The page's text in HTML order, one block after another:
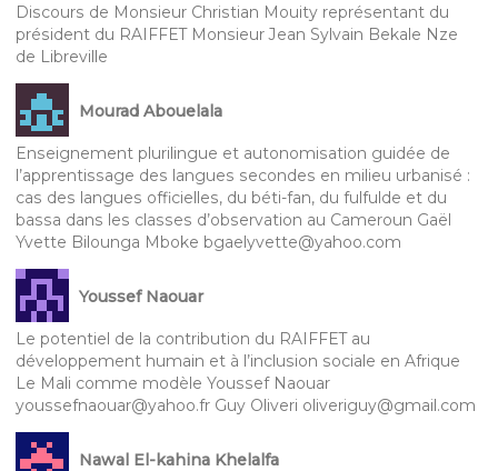
Discours de Monsieur Christian Mouity représentant du
président du RAIFFET Monsieur Jean Sylvain Bekale Nze
de Libreville
Mourad Abouelala
Enseignement plurilingue et autonomisation guidée de
l’apprentissage des langues secondes en milieu urbanisé :
cas des langues officielles, du béti-fan, du fulfulde et du
bassa dans les classes d’observation au Cameroun Gaël
Yvette Bilounga Mboke bgaelyvette@yahoo.com
Youssef Naouar
Le potentiel de la contribution du RAIFFET au
développement humain et à l’inclusion sociale en Afrique
Le Mali comme modèle Youssef Naouar
youssefnaouar@yahoo.fr Guy Oliveri oliveriguy@gmail.com
Nawal El-kahina Khelalfa